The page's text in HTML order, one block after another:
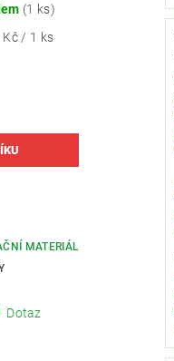
(1 ks)
Kč / 1 ks
MATERIÁL
Dotaz